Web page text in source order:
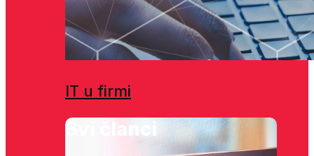
IT u firmi
Svi članci